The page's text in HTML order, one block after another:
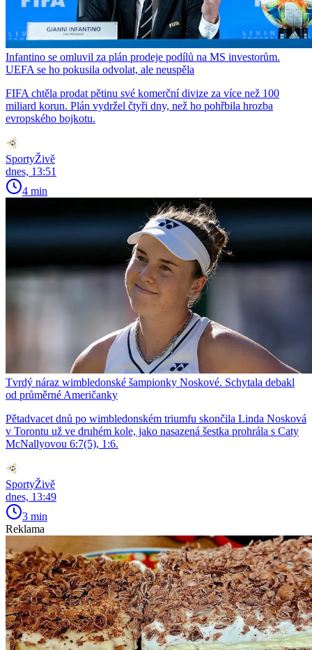
Infantino se omluvil za plán prodeje podílů na MS investorům.
UEFA se ho pokusila odvolat, ale neuspěla
FIFA chtěla prodat pětinu své komerční divize za více než 100
miliard korun. Plán vydržel čtyři dny, než ho pohřbila hrozba
evropského bojkotu.
SportyŽivě
dnes, 13:51
4 min
Tvrdý náraz wimbledonské šampionky Noskové. Schytala debakl
od průměrné Američanky
Pětadvacet dnů po wimbledonském triumfu skončila Linda Nosková
v Torontu už ve druhém kole, jako nasazená šestka prohrála s Caty
McNallyovou 6:7(5), 1:6.
SportyŽivě
dnes, 13:49
3 min
Reklama